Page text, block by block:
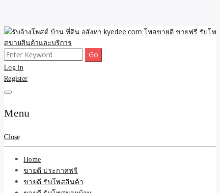
Skip
to
content
รับจ้างโพสต์ บ้าน ที่ดิน
อสังหา kyedee.com โพส
ขายดี ขายฟรี รับโพสขาย
สินค้าและบริการ
ขายดี โพสประกาศขายสินค้าฟรี บ้าน ที่ดิน อสังหา รับโพสต์ประกาศขาย
ของ รับรองผล ดีที่สุดถูกที่สุด ติดหน้าแรกกูเกืล
Search
for:
Log in
Register
Menu
Close
Home
ขายดี ประกาศฟรี
ขายดี รับโพสสินค้า